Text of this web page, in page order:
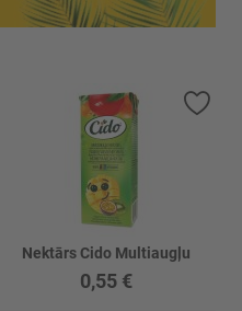
Pievienot vēlmju sarakstam
Nektārs Cido Multiaugļu
0,55 €